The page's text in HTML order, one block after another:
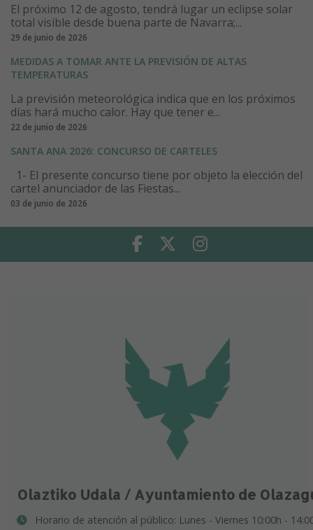
El próximo 12 de agosto, tendrá lugar un eclipse solar
total visible desde buena parte de Navarra;...
29 de junio de 2026
MEDIDAS A TOMAR ANTE LA PREVISIÓN DE ALTAS
TEMPERATURAS
La previsión meteorológica indica que en los próximos
días hará mucho calor. Hay que tener e...
22 de junio de 2026
SANTA ANA 2026: CONCURSO DE CARTELES
1- El presente concurso tiene por objeto la elección del
cartel anunciador de las Fiestas...
03 de junio de 2026
Facebook Twitter Instagram
Olaztiko Udala / Ayuntamiento de
Horario de atención al público: Lunes - Viernes 10:00h -